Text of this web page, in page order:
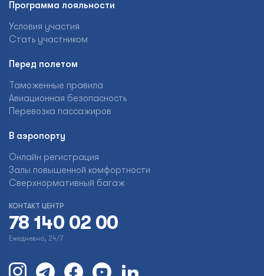
Программа лояльности
Условия участия
Стать участником
Перед полетом
Таможенные правила
Авиационная безопасность
Перевозка пассажиров
В аэропорту
Онлайн регистрация
Залы повышенной комфортности
Сверхнормативный багаж
КОНТАКТ ЦЕНТР
78 140 02 00
Ежедневно, 24/7